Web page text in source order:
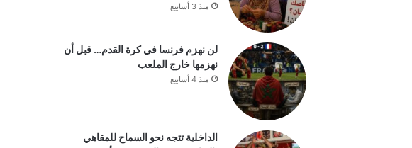
منذ 3 أسابيع
لن نهزم فرنسا في كرة القدم… قبل أن
نهزمها خارج الملعب
منذ 4 أسابيع
الداخلية تتجه نحو السماح للمقاهي